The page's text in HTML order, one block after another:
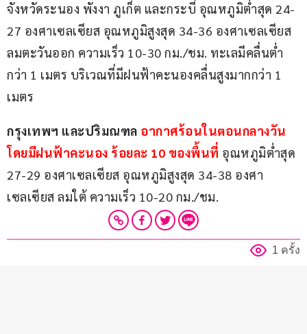
จังหวัดระนอง พังงา ภูเก็ต และกระบี่ อุณหภูมิต่ำสุด 24-
27 องศาเซลเซียส อุณหภูมิสูงสุด 34-36 องศาเซลเซียส
ลมตะวันออก ความเร็ว 10-30 กม./ชม. ทะเลมีคลื่นต่ำ
กว่า 1 เมตร บริเวณที่มีฝนฟ้าคะนองคลื่นสูงมากกว่า 1
เมตร
กรุงเทพฯ และปริมณฑล อากาศร้อนในตอนกลางวัน
โดยมีฝนฟ้าคะนอง ร้อยละ 10 ของพื้นที่ อุณหภูมิต่ำสุด
27-29 องศาเซลเซียส อุณหภูมิสูงสุด 34-38 องศา
เซลเซียส ลมใต้ ความเร็ว 10-20 กม./ชม.
1 ครั้ง